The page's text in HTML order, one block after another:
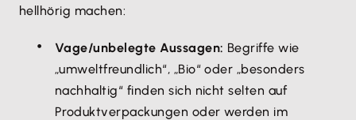
hellhörig machen:
Vage/unbelegte Aussagen: Begriffe wie
„umweltfreundlich“, „Bio“ oder „besonders
nachhaltig“ finden sich nicht selten auf
Produktverpackungen oder werden im